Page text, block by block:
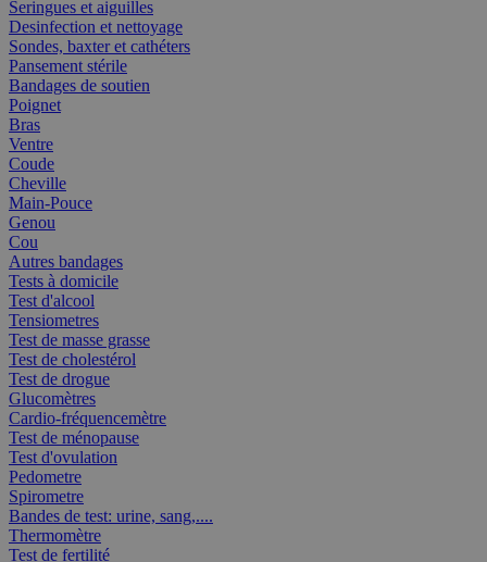
Seringues et aiguilles
Desinfection et nettoyage
Sondes, baxter et cathéters
Pansement stérile
Bandages de soutien
Poignet
Bras
Ventre
Coude
Cheville
Main-Pouce
Genou
Cou
Autres bandages
Tests à domicile
Test d'alcool
Tensiometres
Test de masse grasse
Test de cholestérol
Test de drogue
Glucomètres
Cardio-fréquencemètre
Test de ménopause
Test d'ovulation
Pedometre
Spirometre
Bandes de test: urine, sang,....
Thermomètre
Test de fertilité